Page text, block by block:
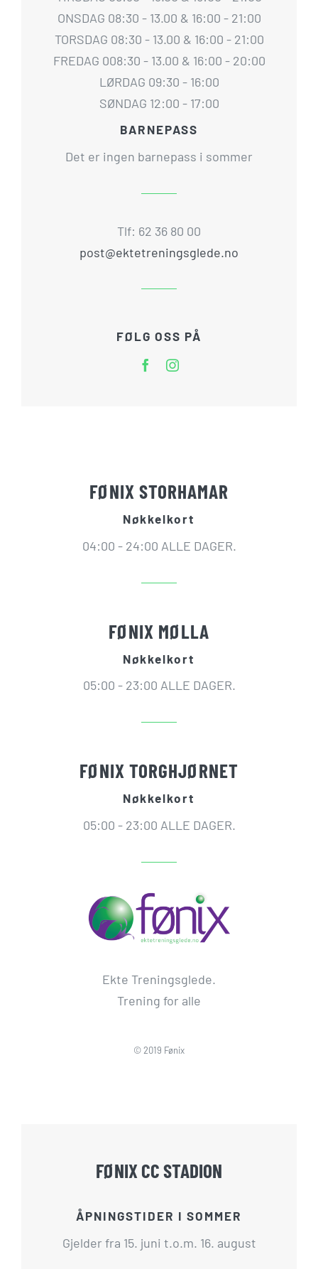
ONSDAG 08:30 - 13.00 & 16:00 - 21:00
TORSDAG 08:30 - 13.00 & 16:00 - 21:00
FREDAG 008:30 - 13.00 & 16:00 - 20:00
LØRDAG 09:30 - 16:00
SØNDAG 12:00 - 17:00
BARNEPASS
Det er ingen barnepass i sommer
Tlf: 62 36 80 00
post@ektetreningsglede.no
FØLG OSS PÅ
FØNIX STORHAMAR
Nøkkelkort
04:00 - 24:00 ALLE DAGER.
FØNIX MØLLA
Nøkkelkort
05:00 - 23:00 ALLE DAGER.
FØNIX TORGHJØRNET
Nøkkelkort
05:00 - 23:00 ALLE DAGER.
Ekte Treningsglede.
Trening for alle
© 2019 Fønix
FØNIX CC STADION
ÅPNINGSTIDER I SOMMER
Gjelder fra 15. juni t.o.m. 16. august